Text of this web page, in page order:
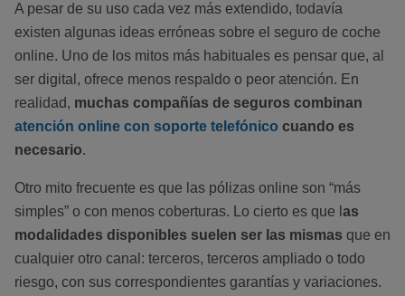
A pesar de su uso cada vez más extendido, todavía
existen algunas ideas erróneas sobre el seguro de coche
online. Uno de los mitos más habituales es pensar que, al
ser digital, ofrece menos respaldo o peor atención. En
realidad, muchas compañías de seguros combinan
atención online con soporte telefónico cuando es
necesario.
Otro mito frecuente es que las pólizas online son “más
simples” o con menos coberturas. Lo cierto es que l as
modalidades disponibles suelen ser las mismas que en
cualquier otro canal: terceros, terceros ampliado o todo
riesgo, con sus correspondientes garantías y variaciones.